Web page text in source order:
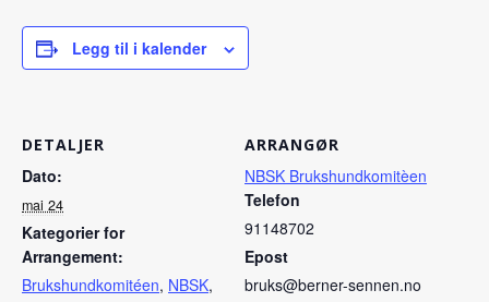
Legg til i kalender
DETALJER
Dato:
mai 24
Kategorier for
Arrangement:
Brukshundkomitéen, NBSK,
ARRANGØR
NBSK Brukshundkomitèen
Telefon
91148702
Epost
bruks@berner-sennen.no